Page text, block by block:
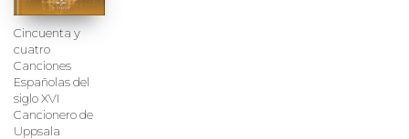
Cincuenta y
cuatro
Canciones
Españolas del
siglo XVI
Cancionero de
Uppsala